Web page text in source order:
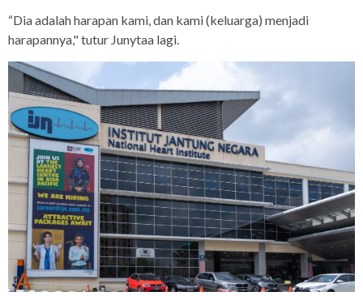
“Dia adalah harapan kami, dan kami (keluarga) menjadi
harapannya," tutur Junytaa lagi.